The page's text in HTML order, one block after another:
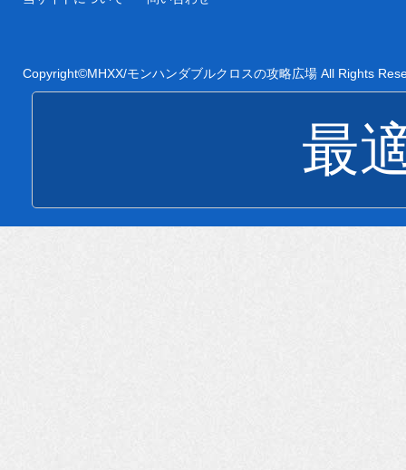
Copyright©MHXX/モンハンダブルクロスの攻略広場 All Rights
最